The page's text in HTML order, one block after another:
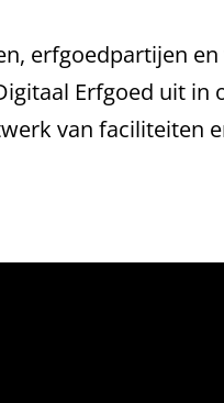
erfgoedpartijen
Erfgoed uit
van